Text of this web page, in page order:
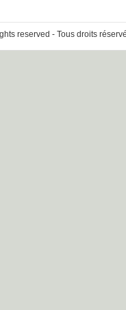
reserved - Tous droits